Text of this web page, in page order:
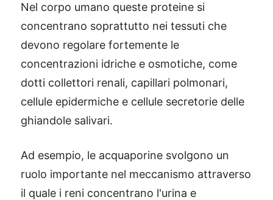
Nel corpo umano queste proteine si
concentrano soprattutto nei tessuti che
devono regolare fortemente le
concentrazioni idriche e osmotiche, come
dotti collettori renali, capillari polmonari,
cellule epidermiche e cellule secretorie delle
ghiandole salivari.
Ad esempio, le acquaporine svolgono un
ruolo importante nel meccanismo attraverso
il quale i reni concentrano l'urina e